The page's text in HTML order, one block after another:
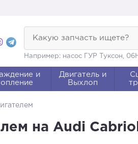
Какую запчасть ищете?
Например: насос ГУР Туксон,
и
Двигатель и
Выхлоп
на Audi